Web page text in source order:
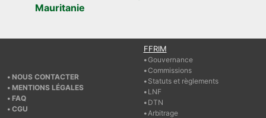
NOUS CONTACTER
MENTIONS LÉGALES
FAQ
CGU
FFRIM
Gouvernance
Commissions
Statuts et règlements
LNF
DTN
Arbitrage